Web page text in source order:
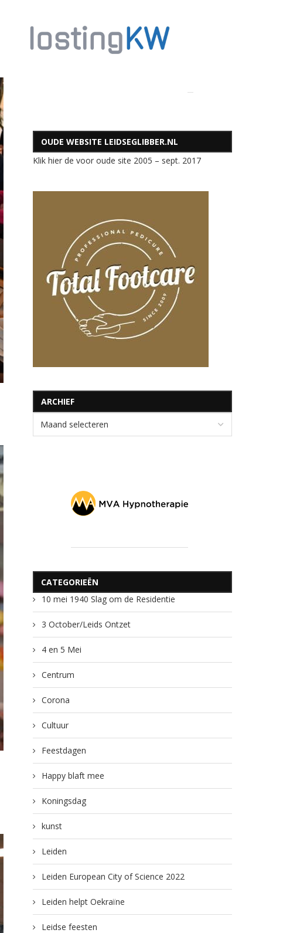
OUDE WEBSITE LEIDSEGLIBBER.NL
Klik hier de voor oude site 2005 – sept. 2017
ARCHIEF
CATEGORIEËN
10 mei 1940 Slag om de Residentie
3 October/Leids Ontzet
4 en 5 Mei
Centrum
Corona
Cultuur
Feestdagen
Happy blaft mee
Koningsdag
kunst
Leiden
Leiden European City of Science 2022
Leiden helpt Oekraïne
Leidse feesten